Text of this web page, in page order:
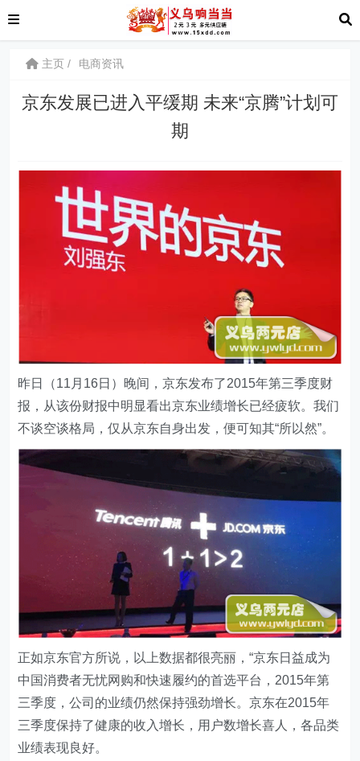
主页 电商资讯
京东发展已进入平缓期 未来“京腾”计划可
期
昨日（11月16日）晚间，京东发布了2015年第三季度财
报，从该份财报中明显看出京东业绩增长已经疲软。我们
不谈空谈格局，仅从京东自身出发，便可知其“所以然”。
正如京东官方所说，以上数据都很亮丽，“京东日益成为
中国消费者无忧网购和快速履约的首选平台，2015年第
三季度，公司的业绩仍然保持强劲增长。京东在2015年
三季度保持了健康的收入增长，用户数增长喜人，各品类
业绩表现良好。